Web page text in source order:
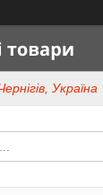
Україна